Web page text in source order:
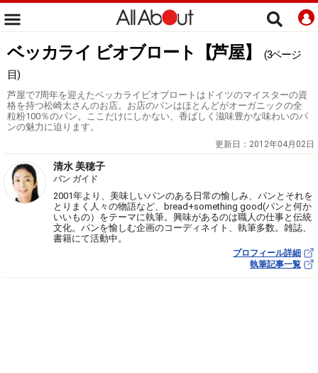
ベッカライ ビオブロート【芦屋】
(3ページ
目)
芦屋で7周年を迎えたベッカライビオブロートはドイツのマイスターの資
格を持つ松崎太さんのお店。お店のパンはほとんどがオーガニックの全
粒粉100％のパン。ここだけにしかない、香ばしく滋味豊かな味わいのパ
ンの魅力に迫ります。
更新日： 2012年04月02日
清水 美穂子
パン ガイド
2001年より、美味しいパンのある日常の愉しみ、パンとそれを
とりまく人々の物語など、bread+something good(パンと何か
いいもの）をテーマに執筆。興味があるのは職人の仕事と伝統
文化。パンを愉しむ企画のコーディネイト、執筆多数。雑誌、
書籍にて活動中。
プロフィール詳細
執筆記事一覧